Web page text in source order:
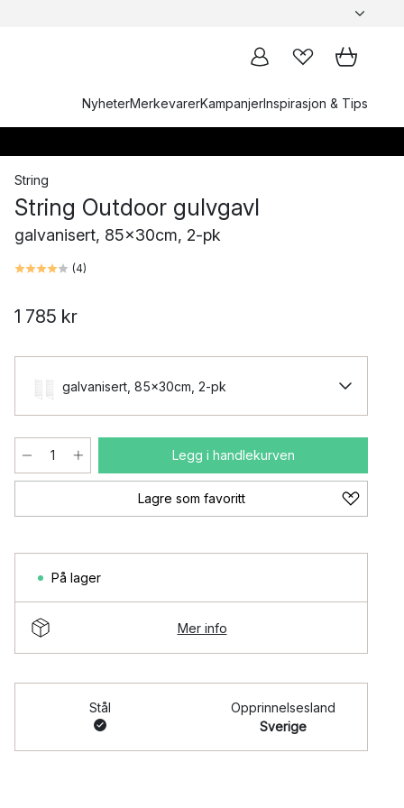
NyheterMerkevarerKampanjerInspirasjon & Tips
String
String Outdoor gulvgavl
galvanisert, 85x30cm, 2-pk
(4)
1 785 kr
galvanisert, 85x30cm, 2-pk
Legg i handlekurven
Lagre som favoritt
På lager
Mer info
Stål
Opprinnelsesland
Sverige